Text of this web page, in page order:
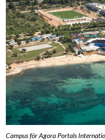
Campus för Agora Portals